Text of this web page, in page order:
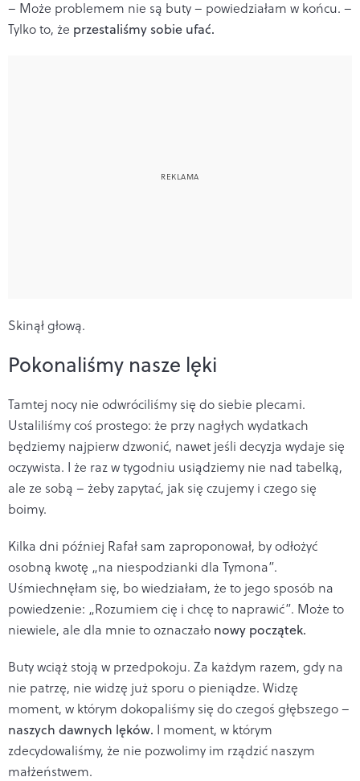
– Może problemem nie są buty – powiedziałam w końcu. –
Tylko to, że przestaliśmy sobie ufać.
Skinął głową.
Pokonaliśmy nasze lęki
Tamtej nocy nie odwróciliśmy się do siebie plecami.
Ustaliliśmy coś prostego: że przy nagłych wydatkach
będziemy najpierw dzwonić, nawet jeśli decyzja wydaje się
oczywista. I że raz w tygodniu usiądziemy nie nad tabelką,
ale ze sobą – żeby zapytać, jak się czujemy i czego się
boimy.
Kilka dni później Rafał sam zaproponował, by odłożyć
osobną kwotę „na niespodzianki dla Tymona”.
Uśmiechnęłam się, bo wiedziałam, że to jego sposób na
powiedzenie: „Rozumiem cię i chcę to naprawić”. Może to
niewiele, ale dla mnie to oznaczało nowy początek.
Buty wciąż stoją w przedpokoju. Za każdym razem, gdy na
nie patrzę, nie widzę już sporu o pieniądze. Widzę
moment, w którym dokopaliśmy się do czegoś głębszego –
naszych dawnych lęków. I moment, w którym
zdecydowaliśmy, że nie pozwolimy im rządzić naszym
małżeństwem.